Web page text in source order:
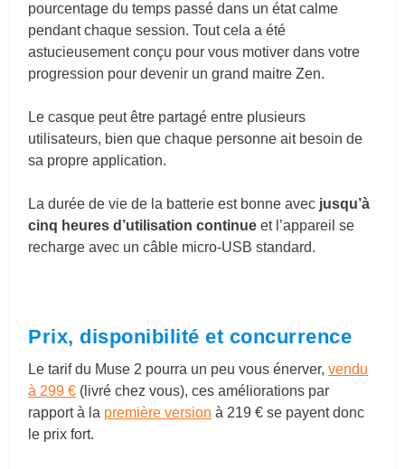
pourcentage du temps passé dans un état calme
pendant chaque session. Tout cela a été
astucieusement conçu pour vous motiver dans votre
progression pour devenir un grand maitre Zen.
Le casque peut être partagé entre plusieurs
utilisateurs, bien que chaque personne ait besoin de
sa propre application.
La durée de vie de la batterie est bonne avec jusqu’à
cinq heures d’utilisation continue et l’appareil se
recharge avec un câble micro-USB standard.
Prix, disponibilité et concurrence
Le tarif du Muse 2 pourra un peu vous énerver,vendu
à 299 € (livré chez vous), ces améliorations par
rapport à la première version à 219 € se payent donc
le prix fort.